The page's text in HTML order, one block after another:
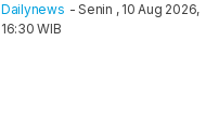
Dailynews - Senin , 10 Aug 2026,
16:30 WIB